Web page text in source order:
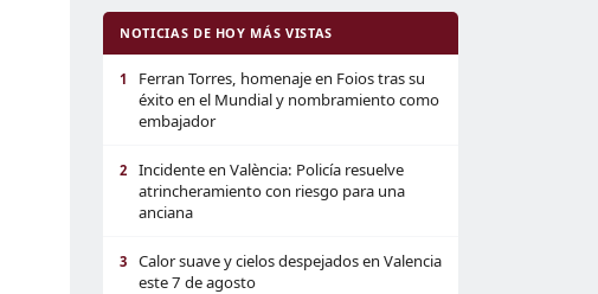
NOTICIAS DE HOY MÁS VISTAS
1
Ferran Torres, homenaje en Foios tras su
éxito en el Mundial y nombramiento como
embajador
2
Incidente en València: Policía resuelve
atrincheramiento con riesgo para una
anciana
3
Calor suave y cielos despejados en Valencia
este 7 de agosto